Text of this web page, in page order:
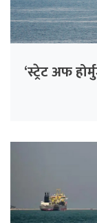
‘स्ट्रेट अफ